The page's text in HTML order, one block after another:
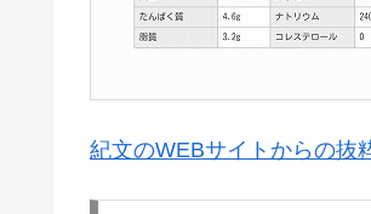
紀文のWEBサイトからの抜